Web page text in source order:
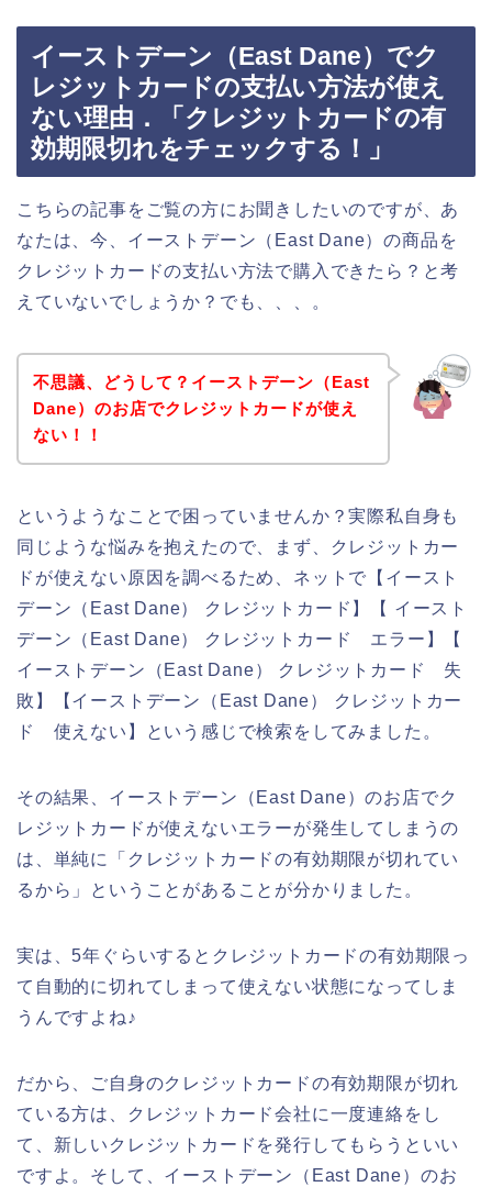
イーストデーン（East Dane）でク
レジットカードの支払い方法が使え
ない理由．「クレジットカードの有
効期限切れをチェックする！」
こちらの記事をご覧の方にお聞きしたいのですが、あ
なたは、今、イーストデーン（East Dane）の商品を
クレジットカードの支払い方法で購入できたら？と考
えていないでしょうか？でも、、、。
不思議、どうして？イーストデーン（East
Dane）のお店でクレジットカードが使え
ない！！
というようなことで困っていませんか？実際私自身も
同じような悩みを抱えたので、まず、クレジットカー
ドが使えない原因を調べるため、ネットで【イースト
デーン（East Dane） クレジットカード】【 イースト
デーン（East Dane） クレジットカード エラー】【
イーストデーン（East Dane） クレジットカード 失
敗】【イーストデーン（East Dane） クレジットカー
ド 使えない】という感じで検索をしてみました。
その結果、イーストデーン（East Dane）のお店でク
レジットカードが使えないエラーが発生してしまうの
は、単純に「クレジットカードの有効期限が切れてい
るから」ということがあることが分かりました。
実は、5年ぐらいするとクレジットカードの有効期限っ
て自動的に切れてしまって使えない状態になってしま
うんですよね♪
だから、ご自身のクレジットカードの有効期限が切れ
ている方は、クレジットカード会社に一度連絡をし
て、新しいクレジットカードを発行してもらうといい
ですよ。そして、イーストデーン（East Dane）のお